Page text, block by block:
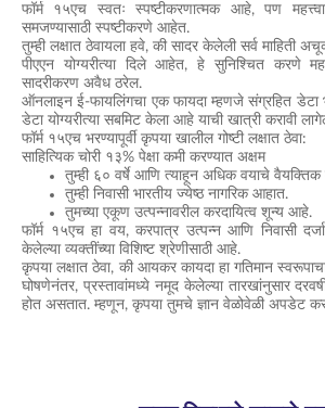
फॉर्म १५एच स्वतः स्पष्टीकरणात्मक आहे, पण
समजण्यासाठी स्पष्टीकरणे आहेत.
तुम्ही लक्षात ठेवायला हवे, की सादर केलेली सर्व माहिती
पीएएन योग्यरीत्या दिले आहेत, हे सुनिश्चित करणे
सादरीकरण अवैध ठरेल.
ऑनलाइन ई-फायलिंगचा एक फायदा म्हणजे संग्रहित डेटा
डेटा योग्यरीत्या सबमिट केला आहे याची खात्री करावी
फॉर्म १५एच भरण्यापूर्वी कृपया खालील गोष्टी लक्षात ठेवा:
साहित्यिक चोरी १३% पेक्षा कमी करण्यात अक्षम
तुम्ही ६० वर्षे आणि त्याहून अधिक वयाचे
तुम्ही निवासी भारतीय ज्येष्ठ नागरिक आहात.
तुमच्या एकूण उत्पन्नावरील करदायित्व शून्य आहे.
फॉर्म १५एच हा वय, करपात्र उत्पन्न आणि निवासी
केलेल्या व्यक्तींच्या विशिष्ट श्रेणीसाठी आहे.
कृपया लक्षात ठेवा, की आयकर कायदा हा गतिमान
घोषणेनंतर, प्रस्तावांमध्ये नमूद केलेल्या तारखांनुसार
होत असतात. म्हणून, कृपया तुमचे ज्ञान वेळोवेळी अपडेट